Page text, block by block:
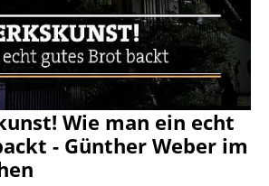
Wie man ein echt
- Günther Weber im